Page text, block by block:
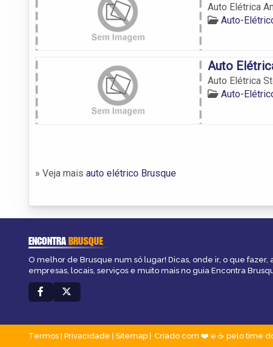
Auto Elétrica
Auto-
Auto
Auto Elétrica
Auto-
» Veja mais auto elétrico Brusque
ENCONTRABRUSQUE
O melhor de Brusque num só lugar! Dicas, onde ir, o que fazer,
empresas, locais, serviços e muito mais no guia Encontra
Termos Privacidade Sitemap Criado com ❤️ e ☕ pelo time